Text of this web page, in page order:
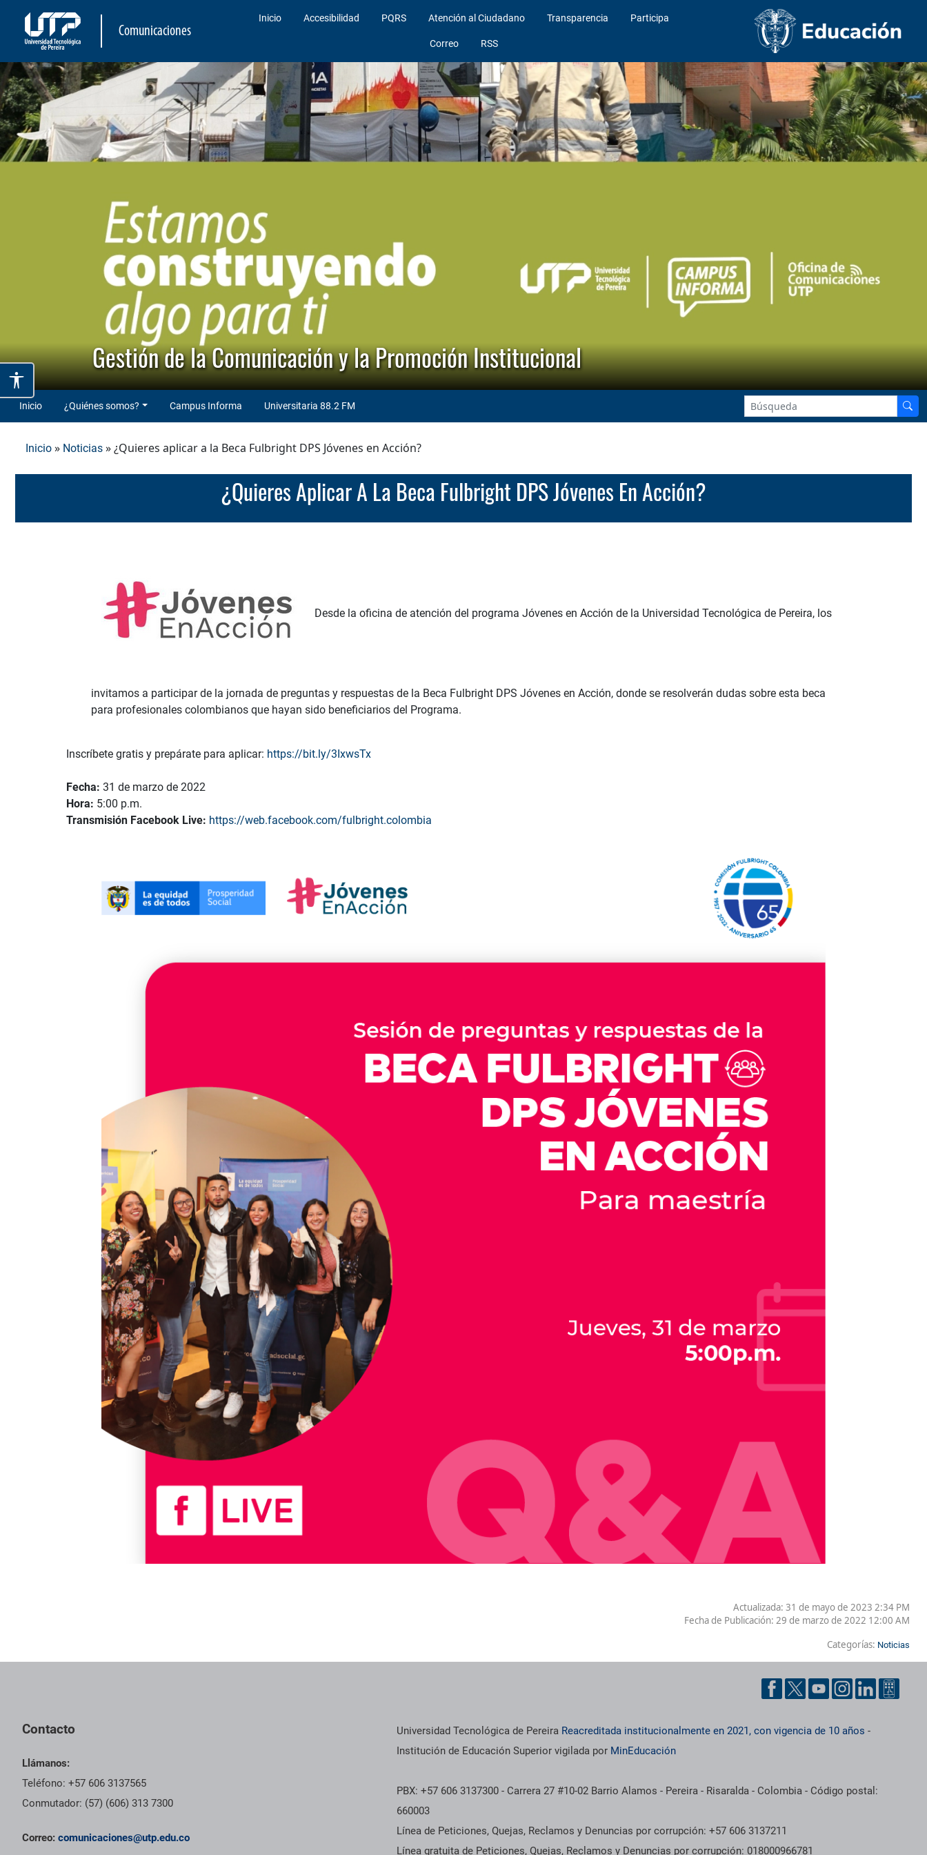
Comunicaciones
Inicio Accesibilidad PQRS Atención al Ciudadano Transparencia Participa
Correo RSS
Gestión de la Comunicación y la Promoción Institucional
Inicio ¿Quiénes somos? Campus Informa Universitaria 88.2 FM
Inicio » Noticias » ¿Quieres aplicar a la Beca Fulbright DPS Jóvenes en Acción?
¿Quieres Aplicar A La Beca Fulbright DPS Jóvenes En Acción?
Desde la oficina de atención del programa Jóvenes en Acción de la Universidad Tecnológica de Pereira, los
invitamos a participar de la jornada de preguntas y respuestas de la Beca Fulbright DPS Jóvenes en Acción, donde se resolverán dudas sobre esta beca
para profesionales colombianos que hayan sido beneficiarios del Programa.
Inscríbete gratis y prepárate para aplicar: https://bit.ly/3IxwsTx
Fecha: 31 de marzo de 2022
Hora: 5:00 p.m.
Transmisión Facebook Live: https://web.facebook.com/fulbright.colombia
Actualizada: 31 de mayo de 2023 2:34 PM
Fecha de Publicación: 29 de marzo de 2022 12:00 AM
Categorías: Noticias
Contacto
Llámanos:
Teléfono: +57 606 3137565
Conmutador: (57) (606) 313 7300
Correo: comunicaciones@utp.edu.co
Universidad Tecnológica de Pereira Reacreditada institucionalmente en 2021, con vigencia de 10 años -
Institución de Educación Superior vigilada por MinEducación
PBX: +57 606 3137300 - Carrera 27 #10-02 Barrio Alamos - Pereira - Risaralda - Colombia - Código postal:
660003
Línea de Peticiones, Quejas, Reclamos y Denuncias por corrupción: +57 606 3137211
Línea gratuita de Peticiones, Quejas, Reclamos y Denuncias por corrupción: 018000966781